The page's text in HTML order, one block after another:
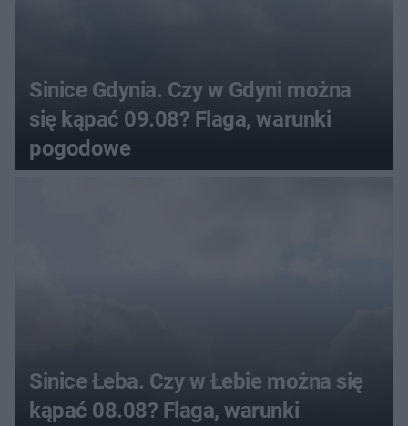
Sinice Gdynia. Czy w Gdyni można
się kąpać 09.08? Flaga, warunki
pogodowe
Sinice Łeba. Czy w Łebie można się
kąpać 08.08? Flaga, warunki